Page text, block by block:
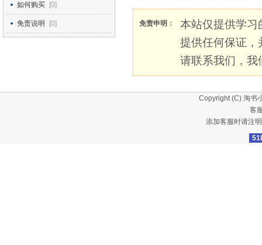
如何购买 [0]
免责说明 [0] 免责申明：
本站仅提供学习
提供任何保证，
请联系我们，我
Copyright (C) 淘书
客
添加客服时请注